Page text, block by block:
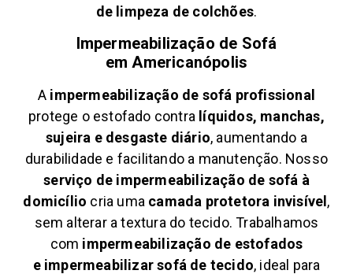
de limpeza de colchões.
Impermeabilização de Sofá
em Americanópolis
A impermeabilização de sofá profissional
protege o estofado contra líquidos, manchas,
sujeira e desgaste diário, aumentando a
durabilidade e facilitando a manutenção. Nosso
serviço de impermeabilização de sofá à
domicílio cria uma camada protetora invisível,
sem alterar a textura do tecido. Trabalhamos
com impermeabilização de estofados
e impermeabilizar sofá de tecido, ideal para